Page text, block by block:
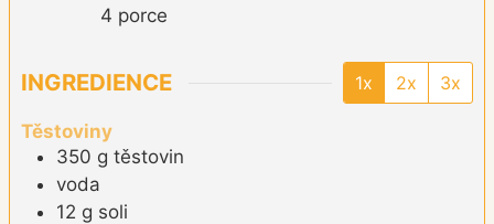
4 porce
INGREDIENCE 1x 2x 3x
Těstoviny
350 g těstovin
voda
12 g soli